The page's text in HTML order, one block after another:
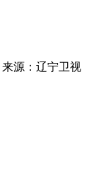
来源：辽宁卫视